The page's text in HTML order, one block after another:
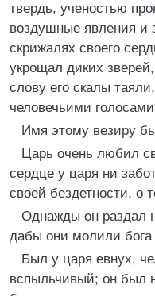
твердь, ученостью
воздушные явления и
скрижалях своего
укрощал диких
слову его скалы
человечьими
Имя этому везиру
Царь очень любил
сердце у царя ни
своей бездетности, о
Однажды он раздал
дабы они молили
Был у царя евнух,
вспыльчивый; он был